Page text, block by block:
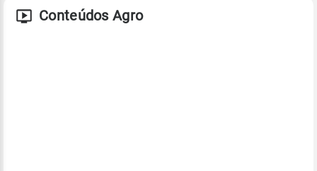
Conteúdos Agro